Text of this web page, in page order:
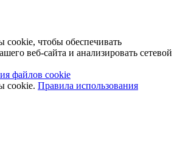
чтобы обеспечивать
веб-сайта и анализировать сетевой
файлов cookie
cookie. Правила использования